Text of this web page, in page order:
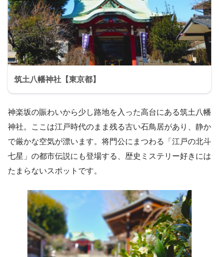
筑土八幡神社【東京都】
神楽坂の賑わいから少し路地を入った高台にある筑土八幡
神社。ここは江戸時代のまま残る古い石鳥居があり、静か
で厳かな空気が漂います。将門公にまつわる「江戸の北斗
七星」の都市伝説にも登場する、歴史ミステリー好きには
たまらないスポットです。